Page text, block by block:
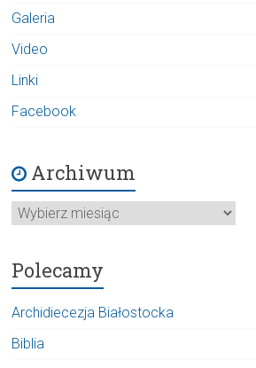
Galeria
Video
Linki
Facebook
Archiwum
Archiwum
Polecamy
Archidiecezja Białostocka
Biblia